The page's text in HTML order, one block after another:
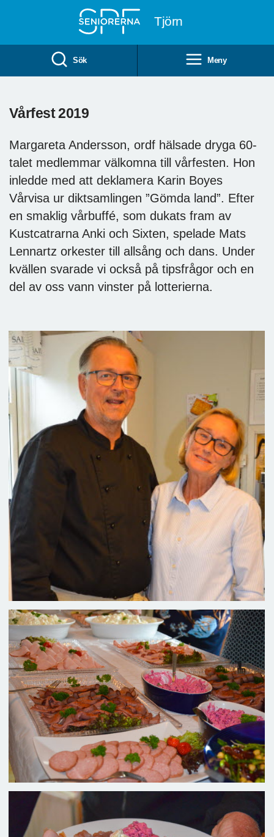
Tjörn
Sök Meny
Vårfest 2019
Margareta Andersson, ordf hälsade dryga 60-
talet medlemmar välkomna till vårfesten. Hon
inledde med att deklamera Karin Boyes
Vårvisa ur diktsamlingen ”Gömda land”. Efter
en smaklig vårbuffé, som dukats fram av
Kustcatrarna Anki och Sixten, spelade Mats
Lennartz orkester till allsång och dans. Under
kvällen svarade vi också på tipsfrågor och en
del av oss vann vinster på lotterierna.